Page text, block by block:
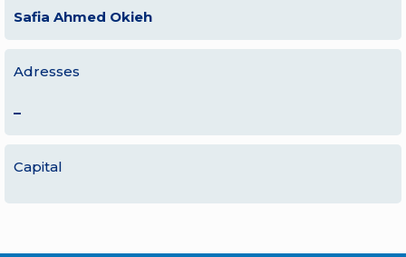
Safia Ahmed Okieh
Adresses
–
Capital